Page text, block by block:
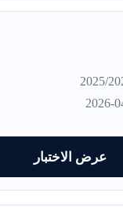
عرض الاختبار